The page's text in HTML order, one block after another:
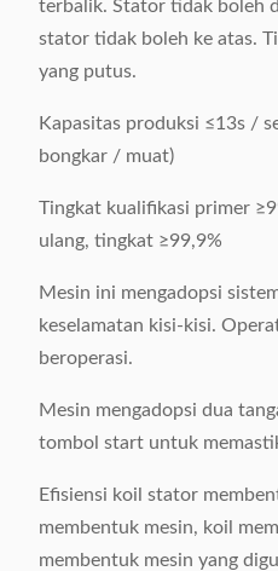
terbalik. Stator tidak boleh
stator tidak boleh ke atas.
yang putus.
Kapasitas produksi ≤13s /
bongkar / muat)
Tingkat kualifikasi primer
ulang, tingkat ≥99,9%
Mesin ini mengadopsi
keselamatan kisi-kisi.
beroperasi.
Mesin mengadopsi dua
tombol start untuk
Efisiensi koil stator
membentuk mesin, koil
membentuk mesin yang